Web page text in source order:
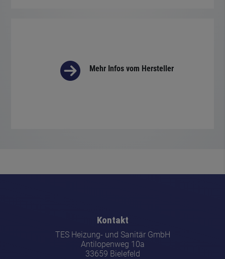
Mehr Infos vom Hersteller
Kontakt
TES Heizung- und Sanitär GmbH
Antilopenweg 10a
33659 Bielefeld